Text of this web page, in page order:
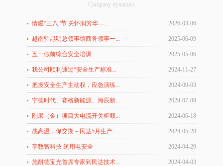
Company dynamics
情暖“三八”节 关怀润芳华—... 2026-03-06
越南驻昆明总领事馆商务领事一... 2025-06-09
五一假前综合安全培训 2025-05-06
我公司顺利通过“安全生产标准... 2024-11-27
把握安全生产主动权，应急演练... 2024-09-03
宁德时代、赛格新能源、海辰新... 2024-07-09
刚果（金）项目大电流开关柜顺... 2024-06-18
战高温，保交期－民达5月生产... 2024-05-28
享数智科技 筑用电安全 2024-04-29
施耐德宝光首席专家到民达技术... 2024-04-03